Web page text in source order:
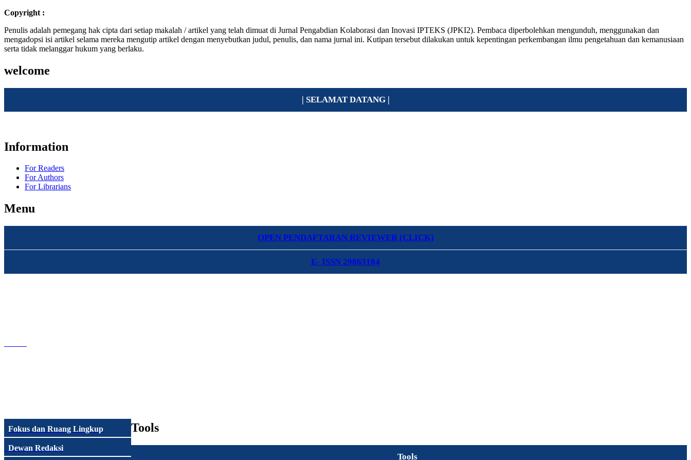
Copyright :
Penulis adalah pemegang hak cipta dari setiap makalah / artikel yang telah dimuat di Jurnal Pengabdian Kolaborasi dan Inovasi IPTEKS (JPKI2). Pembaca diperbolehkan mengunduh, menggunakan dan
mengadopsi isi artikel selama mereka mengutip artikel dengan menyebutkan judul, penulis, dan nama jurnal ini. Kutipan tersebut dilakukan untuk kepentingan perkembangan ilmu pengetahuan dan kemanusiaan
serta tidak melanggar hukum yang berlaku.
welcome
| SELAMAT DATANG |
Information
For Readers
For Authors
For Librarians
Menu
OPEN PENDAFTARAN REVIEWER (CLICK)
E- ISSN 29863104
Fokus dan Ruang Lingkup
Dewan Redaksi
Tools
Tools